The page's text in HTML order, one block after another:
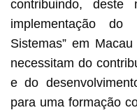
contribuindo,
implementação
Sistemas” em
necessitam do
e do
para uma formação